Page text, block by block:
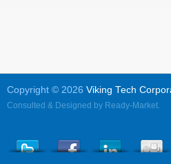
Copyright © 2026 Viking Tech
Consulted & Designed by Ready-Market.